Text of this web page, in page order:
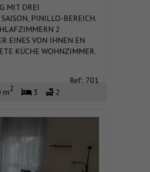
MIT DREI
PINILLO-BEREICH.
2
EINES VON IHNEN EN
KÜCHE WOHNZIMMER.
Ref: 701
m2 3 2